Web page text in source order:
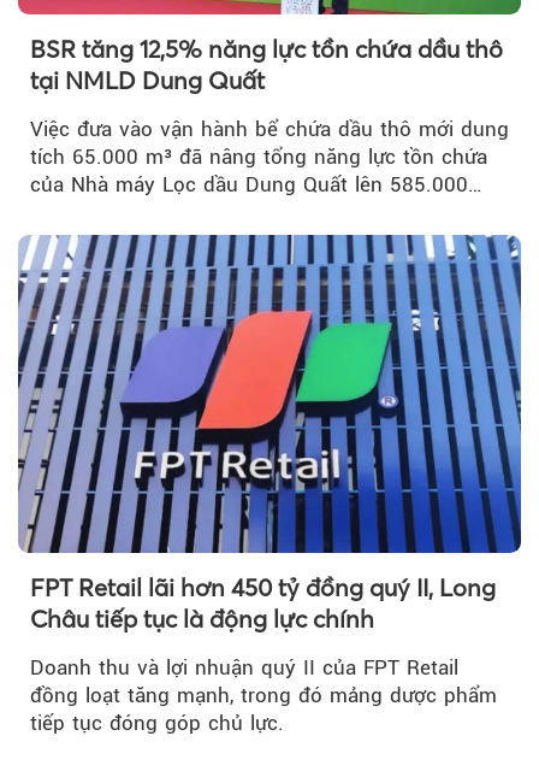
BSR tăng 12,5% năng lực tồn chứa dầu thô
tại NMLD Dung Quất
Việc đưa vào vận hành bể chứa dầu thô mới dung
tích 65.000 m³ đã nâng tổng năng lực tồn chứa
của Nhà máy Lọc dầu Dung Quất lên 585.000
FPT Retail lãi hơn 450 tỷ đồng quý II, Long
Châu tiếp tục là động lực chính
Doanh thu và lợi nhuận quý II của FPT Retail
đồng loạt tăng mạnh, trong đó mảng dược phẩm
tiếp tục đóng góp chủ lực.